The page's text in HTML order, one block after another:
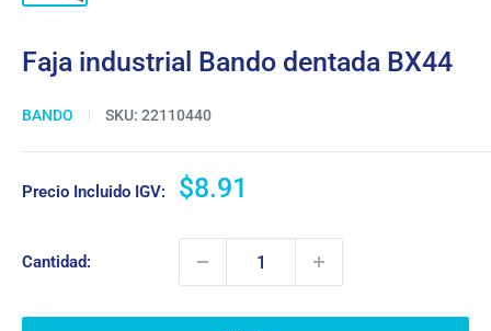
Faja industrial Bando dentada BX44
BANDO SKU: 22110440
Precio Incluido IGV:
Precio
venta
$8.91
Cantidad: